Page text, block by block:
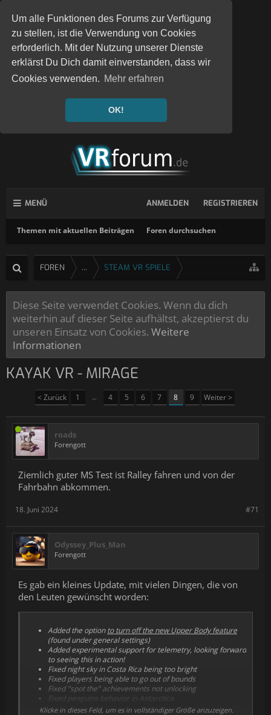
Um alle Funktionen des Forums zur Verfügung
zu stellen, ist die Verwendung von Cookies
erforderlich. Mit der Nutzung unserer Dienste
erklärst Du Dich damit einverstanden, dass wir
Cookies verwenden. Mehr erfahren
OK!
MENÜ
Themen mit aktuellen Beiträgen Foren durchsuchen
ANMELDEN REGISTRIEREN
FOREN ... STEAM VR SPIELE
Diese Seite verwendet Cookies. Wenn du dich
weiterhin auf dieser Seite aufhältst, akzeptierst du
unseren Einsatz von Cookies. Weitere
Informationen
KAYAK VR - MIRAGE
< Zurück 1 ← 4 5 6 7 8 9 Weiter >
roads
Forengott
Ziemlich guter MS Test ist Ralley fahren und von der
Fahrbahn abkommen.
#71
18. Juni 2024
Odyssey_Plus_Man
Forengott
Es gab ein kleines Update, mit vielen Dingen, die von
den Leuten gewünscht worden:
Added the optionto turn off the new Upper Body feature
(found under general settings)
Added experimental support for telemetry, looking forward
to seeing this in action!
Fixed night sky in Costa Rica being too bright
Fixed players being able to go out of bounds
Fixed "spot the" achievements not unlocking
Fixed penguins behavior in Antarctica
Fixed missing start positions for Costa Rica in tour mode
Klicke in dieses Feld, um es in vollständiger Größe anzuzeigen.